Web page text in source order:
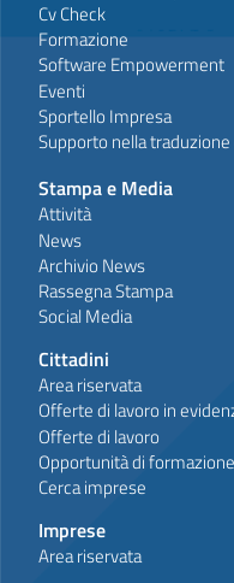
Cv Check
Formazione
Software Empowerment
Eventi
Sportello Impresa
Supporto nella
Stampa e Media
Attività
News
Archivio News
Rassegna Stampa
Social Media
Cittadini
Area riservata
Offerte di lavoro in
Offerte di lavoro
Opportunità di formazione
Cerca imprese
Imprese
Area riservata